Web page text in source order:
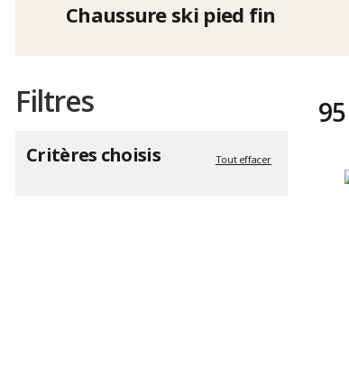
Chaussure ski pied fin
Filtres
Critères choisis Tout effacer